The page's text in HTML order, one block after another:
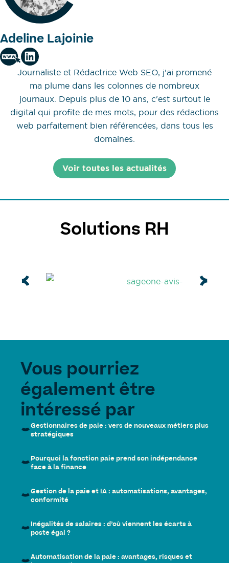
Adeline Lajoinie
Journaliste et Rédactrice Web SEO, j'ai promené
ma plume dans les colonnes de nombreux
journaux. Depuis plus de 10 ans, c'est surtout le
digital qui profite de mes mots, pour des rédactions
web parfaitement bien référencées, dans tous les
domaines.
Voir toutes les actualités
Solutions RH
Vous pourriez
également être
intéressé par
Gestionnaires de paie : vers de nouveaux métiers plus
stratégiques
Pourquoi la fonction paie prend son indépendance
face à la finance
Gestion de la paie et IA : automatisations, avantages,
conformité
Inégalités de salaires : d’où viennent les écarts à
poste égal ?
Automatisation de la paie : avantages, risques et